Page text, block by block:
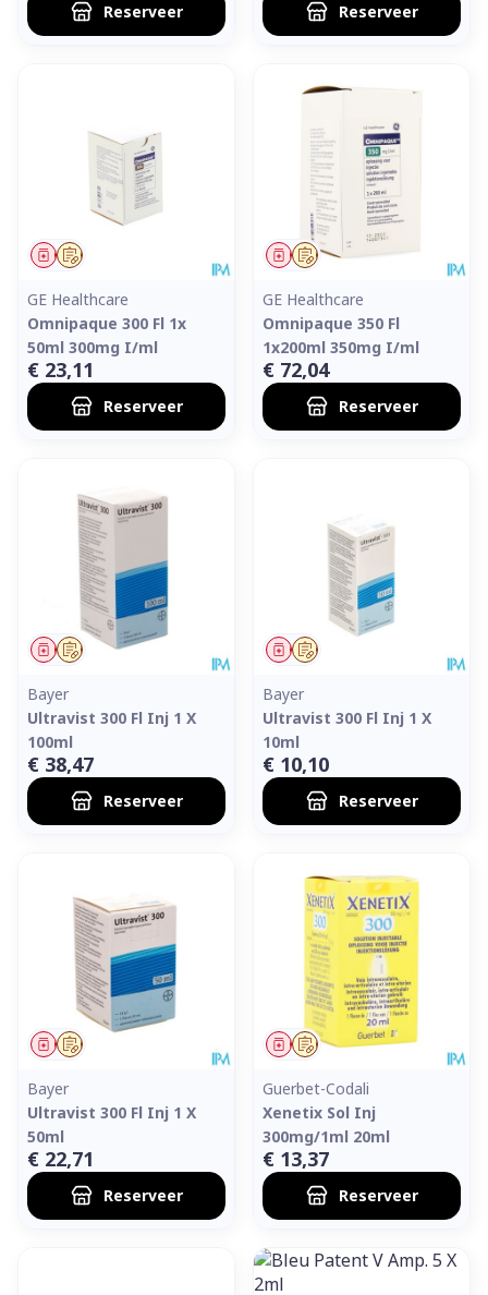
Reserveer Reserveer
Op voorschrift
Geneesmiddel
GE Healthcare
Omnipaque 300 Fl 1x
50ml 300mg I/ml
€ 23,11
Reserveer
Op voorschrift
Geneesmiddel
GE Healthcare
Omnipaque 350 Fl
1x200ml 350mg I/ml
€ 72,04
Reserveer
Op voorschrift
Geneesmiddel
Bayer
Ultravist 300 Fl Inj 1 X
100ml
€ 38,47
Reserveer
Op voorschrift
Geneesmiddel
Bayer
Ultravist 300 Fl Inj 1 X
10ml
€ 10,10
Reserveer
Op voorschrift
Geneesmiddel
Bayer
Ultravist 300 Fl Inj 1 X
50ml
€ 22,71
Reserveer
Op voorschrift
Geneesmiddel
Guerbet-Codali
Xenetix Sol Inj
300mg/1ml 20ml
€ 13,37
Reserveer